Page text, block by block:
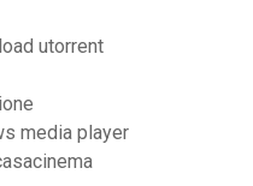
utorrent
media player